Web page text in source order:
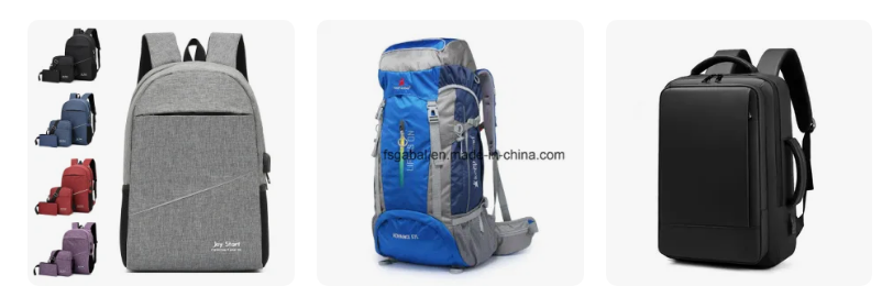
femmes et hommes